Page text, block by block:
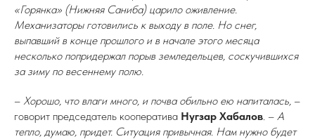
«Горянка» (Нижняя Саниба) царило оживление.
Механизаторы готовились к выходу в поле. Но снег,
выпавший в конце прошлого и в начале этого месяца
несколько попридержал порыв земледельцев, соскучившихся
за зиму по весеннему полю.
– Хорошо, что влаги много, и почва обильно ею напиталась, –
говорит председатель кооператива Нугзар Хабалов. – А
тепло, думаю, придет. Ситуация привычная. Нам нужно будет